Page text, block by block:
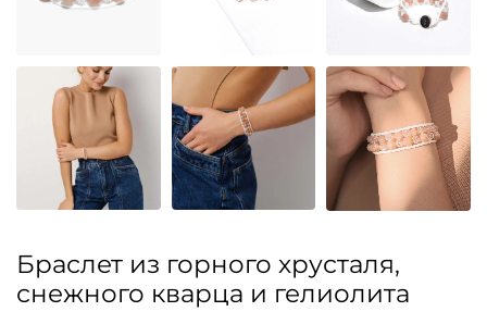
Браслет из горного хрусталя,
снежного кварца и гелиолита